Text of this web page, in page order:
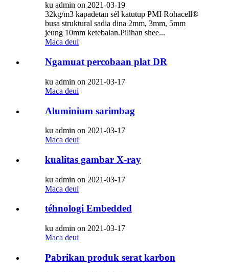
ku admin on 2021-03-19
32kg/m3 kapadetan sél katutup PMI Rohacell®
busa struktural sadia dina 2mm, 3mm, 5mm
jeung 10mm ketebalan.Pilihan shee...
Maca deui
Ngamuat percobaan plat DR
ku admin on 2021-03-17
Maca deui
Aluminium sarimbag
ku admin on 2021-03-17
Maca deui
kualitas gambar X-ray
ku admin on 2021-03-17
Maca deui
téhnologi Embedded
ku admin on 2021-03-17
Maca deui
Pabrikan produk serat karbon